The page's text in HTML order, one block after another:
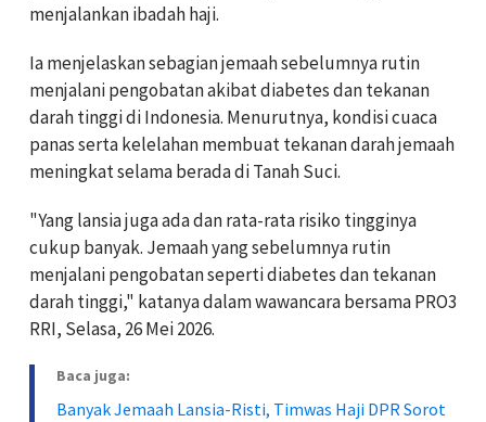
menjalankan ibadah haji.
Ia menjelaskan sebagian jemaah sebelumnya rutin
menjalani pengobatan akibat diabetes dan tekanan
darah tinggi di Indonesia. Menurutnya, kondisi cuaca
panas serta kelelahan membuat tekanan darah jemaah
meningkat selama berada di Tanah Suci.
"Yang lansia juga ada dan rata-rata risiko tingginya
cukup banyak. Jemaah yang sebelumnya rutin
menjalani pengobatan seperti diabetes dan tekanan
darah tinggi," katanya dalam wawancara bersama PRO3
RRI, Selasa, 26 Mei 2026.
Baca juga:
Banyak Jemaah Lansia-Risti, Timwas Haji DPR Sorot